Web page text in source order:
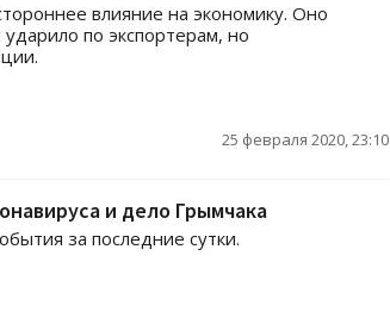
влияние на экономику. Оно
по экспортерам, но
25 февраля 2020, 23:10
и дело Грымчака
за последние сутки.